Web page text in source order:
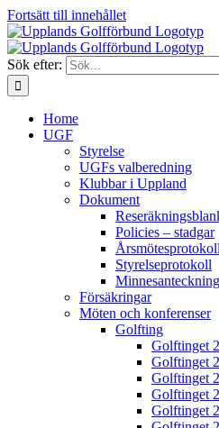
Fortsätt till innehållet
Sök efter:
Home
UGF
Styrelse
UGFs valberedning
Klubbar i Uppland
Dokument
Policies – stadgar
Årsmötesprotokoll
Styrelseprotokoll
Försäkringar
Möten och konferenser
Golfting
Golftinget
Golftinget
Golftinget
Golftinget
Golftinget